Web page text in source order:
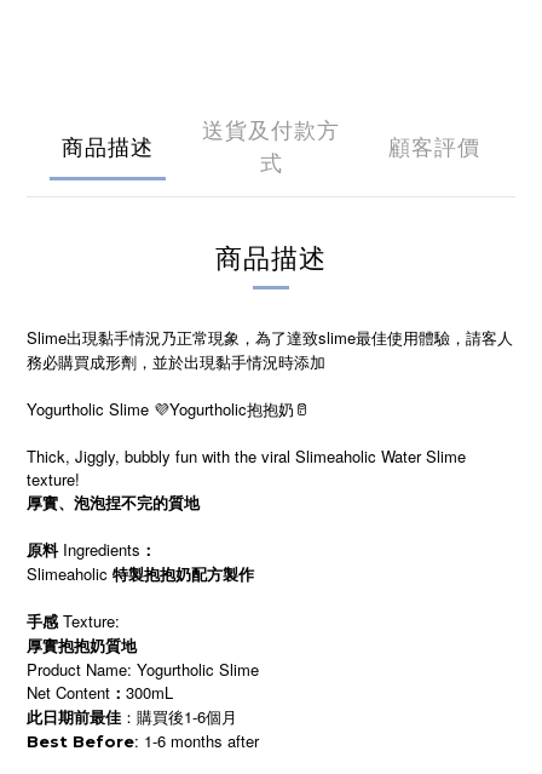
商品描述
送貨及付款方
式
顧客評價
商品描述
Slime出現黏手情況乃正常現象，為了達致slime最佳使用體驗，請客人
務必購買成形劑，並於出現黏手情況時添加
Yogurtholic Slime 💜Yogurtholic抱抱奶🥛
Thick, Jiggly, bubbly fun with the viral Slimeaholic Water Slime
texture!
厚實、泡泡捏不完的質地
原料Ingredients ：
Slimeaholic 特製抱抱奶配方製作
手感 Texture:
厚實抱抱奶質地
Product Name: Yogurtholic Slime
Net Content ： 300mL
此日期前最佳 ：購買後1-6個月
Best Before: 1-6 months after